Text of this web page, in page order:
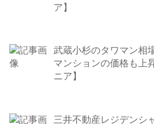
ア】
武蔵小杉のタワマン相
マンションの価格も上
ニア】
三井不動産レジデン